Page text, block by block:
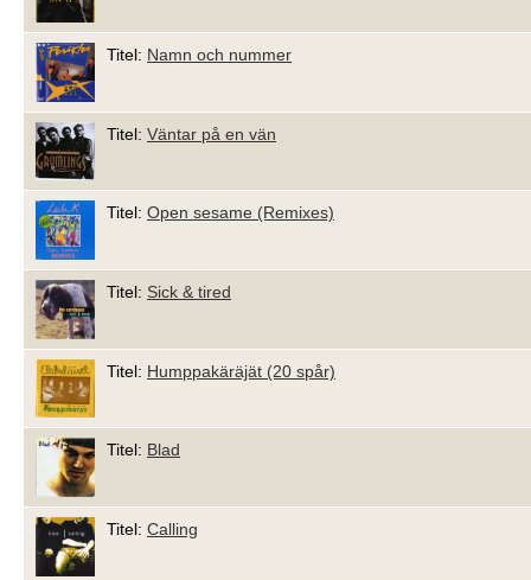
Titel: Namn och nummer
Titel: Väntar på en vän
Titel: Open sesame (Remixes)
Titel: Sick & tired
Titel: Humppakäräjät (20 spår)
Titel: Blad
Titel: Calling